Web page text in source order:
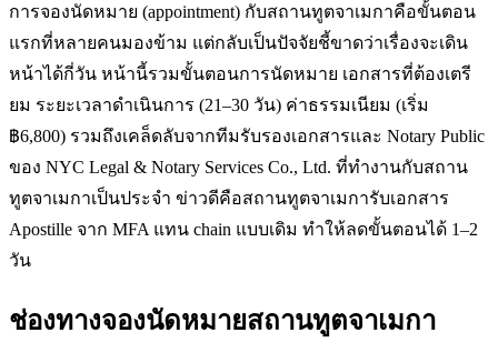
การจองนัดหมาย (appointment) กับสถานทูตจาเมกาคือขั้นตอน
แรกที่หลายคนมองข้าม แต่กลับเป็นปัจจัยชี้ขาดว่าเรื่องจะเดิน
หน้าได้กี่วัน หน้านี้รวมขั้นตอนการนัดหมาย เอกสารที่ต้องเตรี
ยม ระยะเวลาดำเนินการ (21–30 วัน) ค่าธรรมเนียม (เริ่ม
฿6,800) รวมถึงเคล็ดลับจากทีมรับรองเอกสารและ Notary Public
ของ NYC Legal & Notary Services Co., Ltd. ที่ทำงานกับสถาน
ทูตจาเมกาเป็นประจำ ข่าวดีคือสถานทูตจาเมการับเอกสาร
Apostille จาก MFA แทน chain แบบเดิม ทำให้ลดขั้นตอนได้ 1–2
วัน
ช่องทางจองนัดหมายสถานทูตจาเมกา